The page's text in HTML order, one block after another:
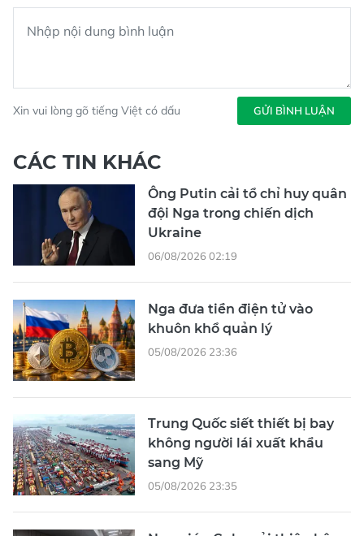
Xin vui lòng gõ tiếng Việt có dấu GỬI BÌNH LUẬN
CÁC TIN KHÁC
Ông Putin cải tổ chỉ huy quân
đội Nga trong chiến dịch
Ukraine
06/08/2026 02:19
Nga đưa tiền điện tử vào
khuôn khổ quản lý
05/08/2026 23:36
Trung Quốc siết thiết bị bay
không người lái xuất khẩu
sang Mỹ
05/08/2026 23:35